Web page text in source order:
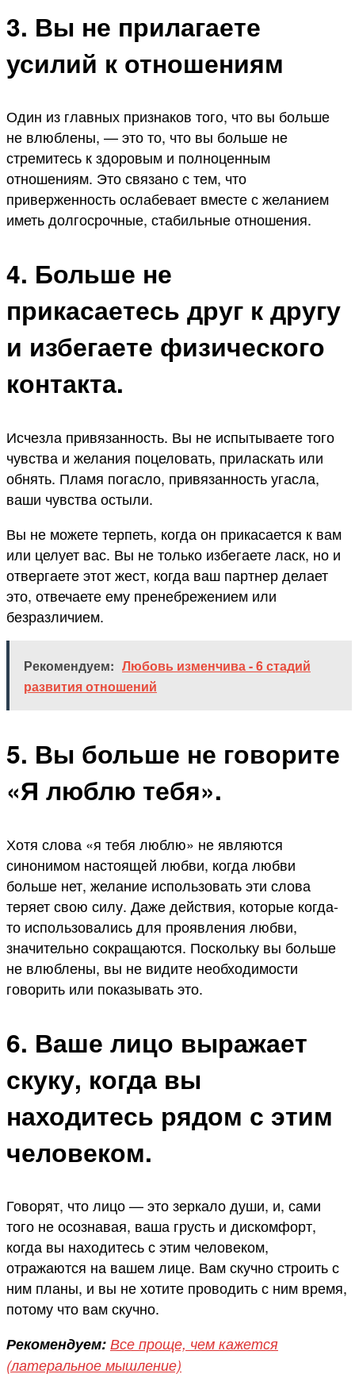
3. Вы не прилагаете
усилий к отношениям
Один из главных признаков того, что вы больше
не влюблены, — это то, что вы больше не
стремитесь к здоровым и полноценным
отношениям. Это связано с тем, что
приверженность ослабевает вместе с желанием
иметь долгосрочные, стабильные отношения.
4. Больше не
прикасаетесь друг к другу
и избегаете физического
контакта.
Исчезла привязанность. Вы не испытываете того
чувства и желания поцеловать, приласкать или
обнять. Пламя погасло, привязанность угасла,
ваши чувства остыли.
Вы не можете терпеть, когда он прикасается к вам
или целует вас. Вы не только избегаете ласк, но и
отвергаете этот жест, когда ваш партнер делает
это, отвечаете ему пренебрежением или
безразличием.
Рекомендуем: Любовь изменчива - 6 стадий
развития отношений
5. Вы больше не говорите
«Я люблю тебя».
Хотя слова «я тебя люблю» не являются
синонимом настоящей любви, когда любви
больше нет, желание использовать эти слова
теряет свою силу. Даже действия, которые когда-
то использовались для проявления любви,
значительно сокращаются. Поскольку вы больше
не влюблены, вы не видите необходимости
говорить или показывать это.
6. Ваше лицо выражает
скуку, когда вы
находитесь рядом с этим
человеком.
Говорят, что лицо — это зеркало души, и, сами
того не осознавая, ваша грусть и дискомфорт,
когда вы находитесь с этим человеком,
отражаются на вашем лице. Вам скучно строить с
ним планы, и вы не хотите проводить с ним время,
потому что вам скучно.
Рекомендуем: Все проще, чем кажется
(латеральное мышление)